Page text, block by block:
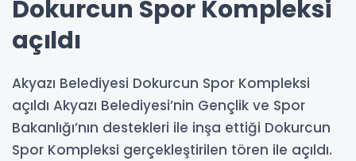
Dokurcun Spor Kompleksi
açıldı
Akyazı Belediyesi Dokurcun Spor Kompleksi
açıldı Akyazı Belediyesi’nin Gençlik ve Spor
Bakanlığı’nın destekleri ile inşa ettiği Dokurcun
Spor Kompleksi gerçekleştirilen tören ile açıldı.